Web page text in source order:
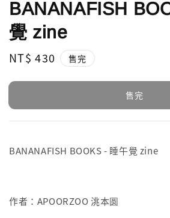
BANANAFISH
覺 zine
Regular
NT$ 430 售完
售完
BANANAFISH BOOKS - 睡午覺 zine
作者： APOORZOO 洮本圆